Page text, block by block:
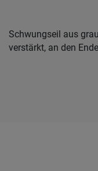
Schwungseil aus
verstärkt, an den